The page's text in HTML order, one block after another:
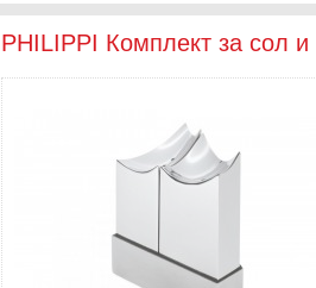
PHILIPPI Комплект за сол и